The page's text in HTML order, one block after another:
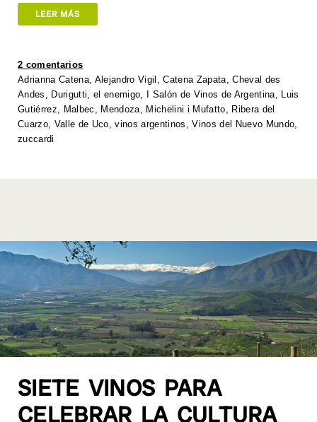
at
A
p
p
tt
o
o
k
n
n
k
LEER MÁS
2 comentarios
Adrianna Catena, Alejandro Vigil ,Catena Zapata,Cheval des
Andes , Durigutti, el enemigo, I Salón de Vinos de Argentina, Luis
Gutiérrez, Malbec , Mendoza, Michelini i Mufatto, Ribera del
Cuarzo, Valle de Uco,vinos argentinos ,Vinos del Nuevo Mundo,
zuccardi
SIETE VINOS PARA
CELEBRAR LA CULTURA